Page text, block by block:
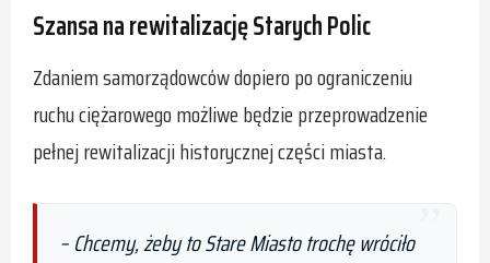
Szansa na rewitalizację Starych Polic
Zdaniem samorządowców dopiero po ograniczeniu
ruchu ciężarowego możliwe będzie przeprowadzenie
pełnej rewitalizacji historycznej części miasta.
–Chcemy, żeby to Stare Miasto trochę wróciło